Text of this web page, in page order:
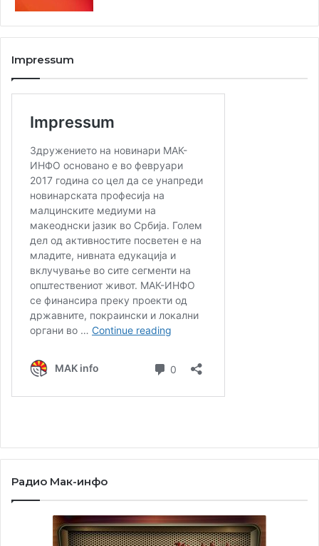
ликовен спектрум, француската актуелна сцена и
на тоа она по што ќе биде секогаш препознаена е тоа
што е ретка авторка, од нејзината генерација ликовни
занимава) со новите техничко-технолошки помагала,
инсталации, видео арт, звучни инсталации итн.
Impressum
Радио Мак-инфо